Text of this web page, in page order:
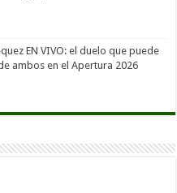
EN VIVO: el duelo que puede
ambos en el Apertura 2026